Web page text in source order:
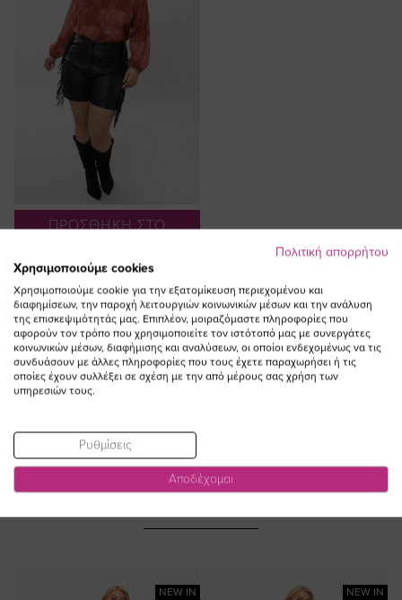
ΠΡΟΣΘΗΚΗ ΣΤΟ
Leather-like shorts με κρόσια σε
μαύρο χρώμα
(-70%)
Ειδική
Τιμή
24,30 €
81,00 €
NEW IN NEW IN
ΔΕΙΤΕ ΕΠΙΣΗΣ
Πολιτική απορρήτου
Χρησιμοποιούμε cookies
Χρησιμοποιούμε cookie για την εξατομίκευση περιεχομένου και
διαφημίσεων, την παροχή λειτουργιών κοινωνικών μέσων και την ανάλυση
της επισκεψιμότητάς μας. Επιπλέον, μοιραζόμαστε πληροφορίες που
αφορούν τον τρόπο που χρησιμοποιείτε τον ιστότοπό μας με συνεργάτες
κοινωνικών μέσων, διαφήμισης και αναλύσεων, οι οποίοι ενδεχομένως να τις
συνδυάσουν με άλλες πληροφορίες που τους έχετε παραχωρήσει ή τις
οποίες έχουν συλλέξει σε σχέση με την από μέρους σας χρήση των
υπηρεσιών τους.
Ρυθμίσεις
Αποδέχομαι